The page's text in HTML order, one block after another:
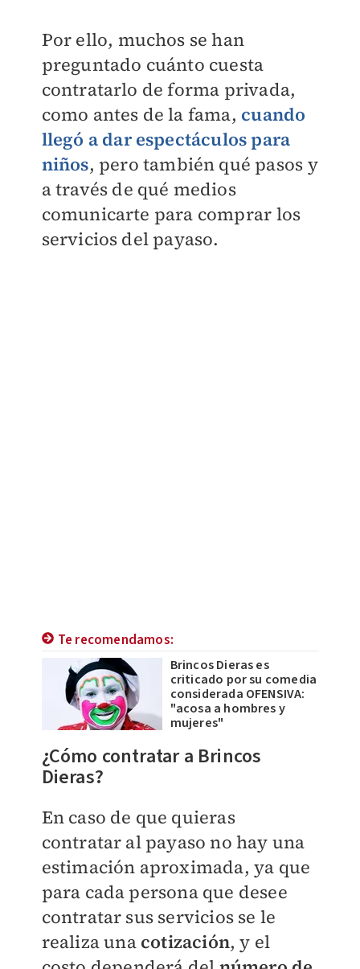
Por ello, muchos se han
preguntado cuánto cuesta
contratarlo de forma privada,
como antes de la fama, cuando
llegó a dar espectáculos para
niños, pero también qué pasos y
a través de qué medios
comunicarte para comprar los
servicios del payaso.
Te recomendamos:
Brincos Dieras es
criticado por su comedia
considerada OFENSIVA:
"acosa a hombres y
mujeres"
¿Cómo contratar a Brincos
Dieras?
En caso de que quieras
contratar al payaso no hay una
estimación aproximada, ya que
para cada persona que desee
contratar sus servicios se le
realiza una cotización, y el